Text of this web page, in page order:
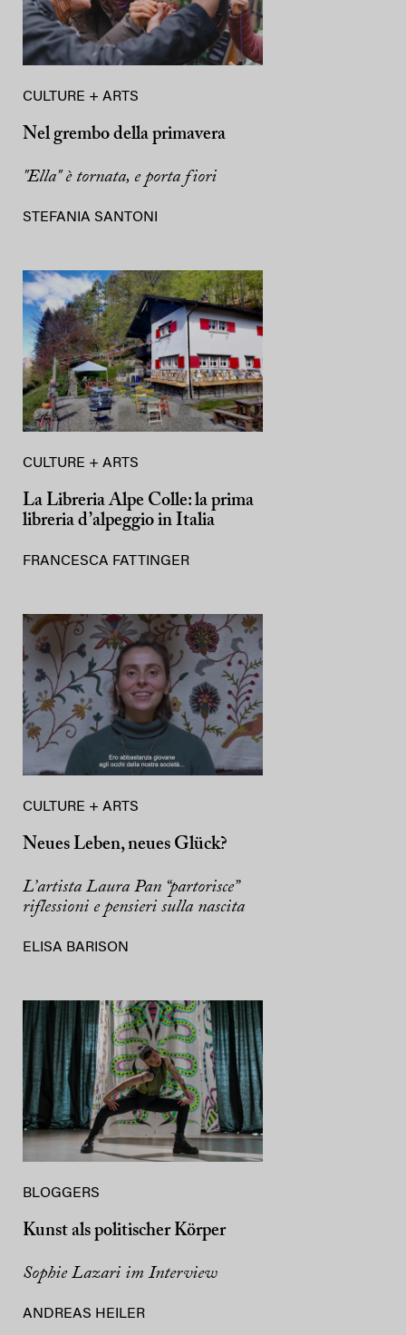
CULTURE + ARTS
Nel grembo della primavera
"Ella" è tornata, e porta fiori
STEFANIA SANTONI
CULTURE + ARTS
La Libreria Alpe Colle: la prima
libreria d’alpeggio in Italia
FRANCESCA FATTINGER
CULTURE + ARTS
Neues Leben, neues Glück?
L’artista Laura Pan “partorisce”
riflessioni e pensieri sulla nascita
ELISA BARISON
BLOGGERS
Kunst als politischer Körper
Sophie Lazari im Interview
ANDREAS HEILER